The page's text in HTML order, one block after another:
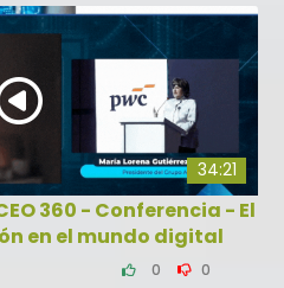
34:21
360 - Conferencia - El
en el mundo digital
0 0